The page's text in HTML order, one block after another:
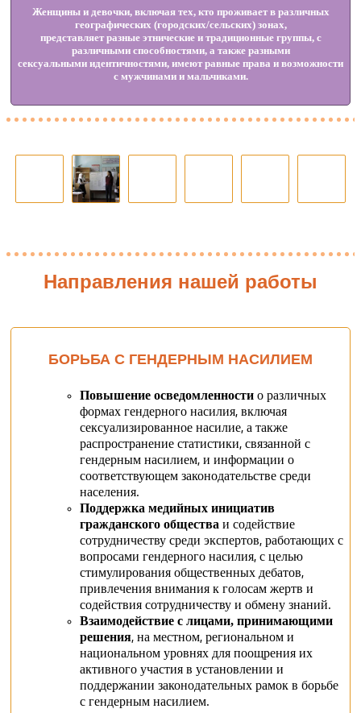
Женщины и девочки, включая тех, кто проживает в различных
географических (городских/сельских) зонах,
представляет разные этнические и традиционные группы, с
различными способностями, а также разными
сексуальными идентичностями, имеют равные права и возможности
с мужчинами и мальчиками.
Направления нашей работы
БОРЬБА С ГЕНДЕРНЫМ НАСИЛИЕМ
Повышение осведомленности о различных
формах гендерного насилия, включая
сексуализированное насилие, а также
распространение статистики, связанной с
гендерным насилием, и информации о
соответствующем законодательстве среди
населения.
Поддержка медийных инициатив
гражданского общества и содействие
сотрудничеству среди экспертов, работающих с
вопросами гендерного насилия, с целью
стимулирования общественных дебатов,
привлечения внимания к голосам жертв и
содействия сотрудничеству и обмену знаний.
Взаимодействие с лицами, принимающими
решения, на местном, региональном и
национальном уровнях для поощрения их
активного участия в установлении и
поддержании законодательных рамок в борьбе
с гендерным насилием.